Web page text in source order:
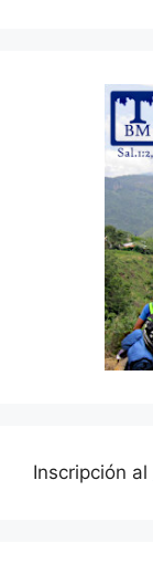
Inscripción al